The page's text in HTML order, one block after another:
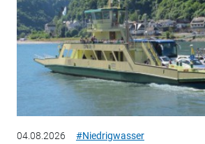
04.08.2026 #Niedrigwasser